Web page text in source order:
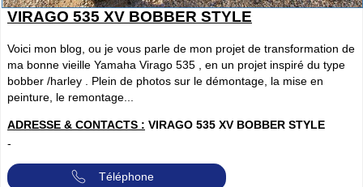
VIRAGO 535 XV BOBBER STYLE
Voici mon blog, ou je vous parle de mon projet de transformation de
ma bonne vieille Yamaha Virago 535 , en un projet inspiré du type
bobber /harley . Plein de photos sur le démontage, la mise en
peinture, le remontage...
ADRESSE & CONTACTS : VIRAGO 535 XV BOBBER STYLE
-
Téléphone